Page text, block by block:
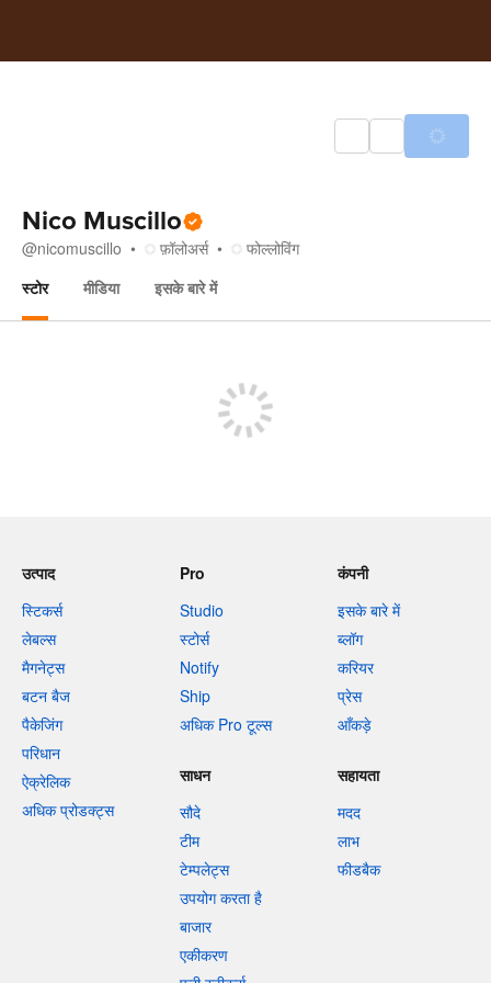
Nico Muscillo
@nicomuscillo फ़ॉलोअर्स
फोल्लोविंग
स्टोर
मीडिया इसके बारे में
उत्पाद
स्टिकर्स
लेबल्स
मैगनेट्स
बटन बैज
पैकेजिंग
परिधान
ऐक्रेलिक
अधिक प्रोडक्ट्स
Pro
Studio
स्टोर्स
Notify
Ship
अधिक Pro टूल्स
कंपनी
इसके बारे में
ब्लॉग
करियर
प्रेस
आँकड़े
साधन
सौदे
टीम
टेम्पलेट्स
उपयोग करता है
बाजार
एकीकरण
सहायता
मदद
लाभ
फीडबैक